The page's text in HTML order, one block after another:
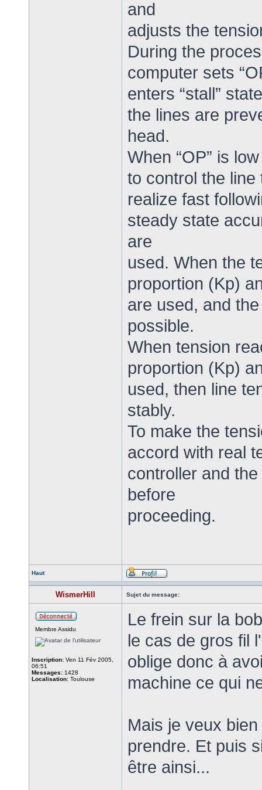
and
adjusts the
During the
computer sets
enters “stall”
the lines are
head.
When “OP” is
to control the line
realize fast
steady state
are
used. When the
proportion (Kp)
are used, and
possible.
When tension
proportion (Kp)
used, then line
stably.
To make the
accord with real
controller and
before
proceeding.
Haut
WismerHill Sujet du message:
Membre Assidu
Inscription: Ven 11 Fév 2005,
06:51
Messages: 1428
Localisation: Toulouse
Le frein sur la
le cas de gros fil
oblige donc à
machine ce qui
Mais je veux
prendre. Et puis
être ainsi...